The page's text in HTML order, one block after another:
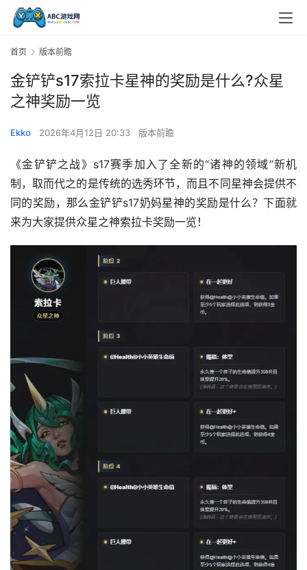
首页 版本前瞻
金铲铲s17索拉卡星神的奖励是什么?众星
之神奖励一览
Ekko 2026年4月12日 20:33 版本前瞻
《金铲铲之战》s17赛季加入了全新的“诸神的领域”新机
制，取而代之的是传统的选秀环节，而且不同星神会提供不
同的奖励，那么金铲铲s17奶妈星神的奖励是什么？下面就
来为大家提供众星之神索拉卡奖励一览！